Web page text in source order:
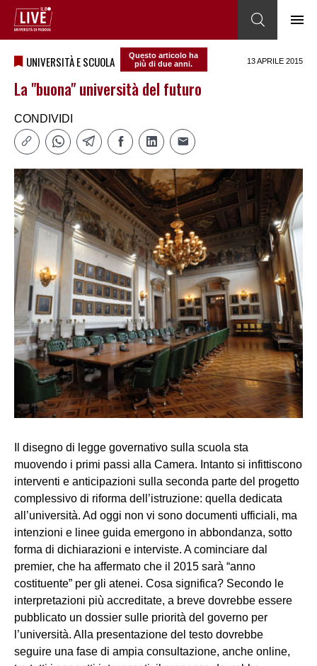
UNIVERSITÀ E SCUOLA
Questo articolo ha
più di due anni.
13 APRILE 2015
La "buona" università del futuro
CONDIVIDI
Il disegno di legge governativo sulla scuola sta
muovendo i primi passi alla Camera. Intanto si infittiscono
interventi e anticipazioni sulla seconda parte del progetto
complessivo di riforma dell’istruzione: quella dedicata
all’università. Ad oggi non vi sono documenti ufficiali, ma
intenzioni e linee guida emergono in abbondanza, sotto
forma di dichiarazioni e interviste. A cominciare dal
premier, che ha affermato che il 2015 sarà “anno
costituente” per gli atenei. Cosa significa? Secondo le
interpretazioni più accreditate, a breve dovrebbe essere
pubblicato un dossier sulle priorità del governo per
l’università. Alla presentazione del testo dovrebbe
seguire una fase di ampia consultazione, anche online,